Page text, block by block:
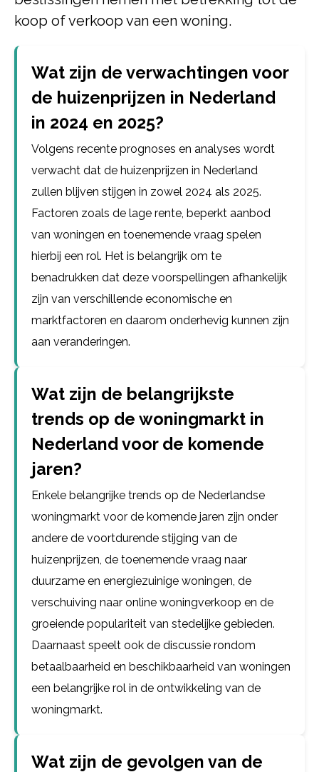
koop of verkoop van een woning.
Wat zijn de verwachtingen voor
de huizenprijzen in Nederland
in 2024 en 2025?
Volgens recente prognoses en analyses wordt
verwacht dat de huizenprijzen in Nederland
zullen blijven stijgen in zowel 2024 als 2025.
Factoren zoals de lage rente, beperkt aanbod
van woningen en toenemende vraag spelen
hierbij een rol. Het is belangrijk om te
benadrukken dat deze voorspellingen afhankelijk
zijn van verschillende economische en
marktfactoren en daarom onderhevig kunnen zijn
aan veranderingen.
Wat zijn de belangrijkste
trends op de woningmarkt in
Nederland voor de komende
jaren?
Enkele belangrijke trends op de Nederlandse
woningmarkt voor de komende jaren zijn onder
andere de voortdurende stijging van de
huizenprijzen, de toenemende vraag naar
duurzame en energiezuinige woningen, de
verschuiving naar online woningverkoop en de
groeiende populariteit van stedelijke gebieden.
Daarnaast speelt ook de discussie rondom
betaalbaarheid en beschikbaarheid van woningen
een belangrijke rol in de ontwikkeling van de
woningmarkt.
Wat zijn de gevolgen van de